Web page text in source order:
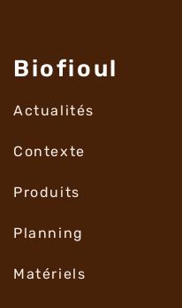
Biofioul
Actualités
Contexte
Produits
Planning
Matériels